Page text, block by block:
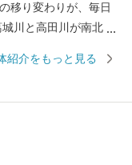
移り変わりが、毎日
川と高田川が南北に
夜になってもライト
寺駅から「区間快
紹介をもっと見る